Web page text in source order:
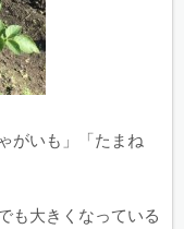
がいも」「たまね
も大きくなっている